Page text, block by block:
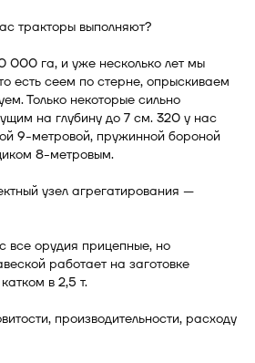
тракторы выполняют?
000 га, и уже несколько лет мы
есть сеем по стерне, опрыскиваем
Только некоторые сильно
на глубину до 7 см. 320 у нас
9-метровой, пружинной бороной
8-метровым.
узел агрегатирования —
все орудия прицепные, но
работает на заготовке
в 2,5 т.
производительности, расходу